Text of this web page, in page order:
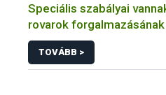
Speciális szabályai
rovarok forgalmazásának
TOVÁBB >